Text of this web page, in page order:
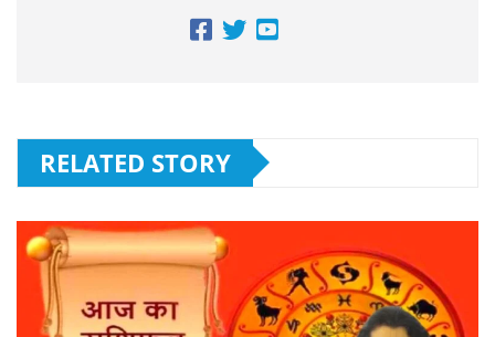
RELATED STORY